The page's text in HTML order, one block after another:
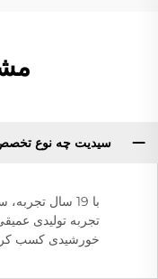
سیدیت چه نوع
با 19 سال
تجربه تولیدی
خورشیدی کسب